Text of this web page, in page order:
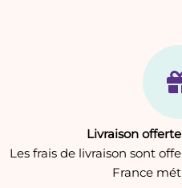
Livraison
Les frais de livraison sont
France